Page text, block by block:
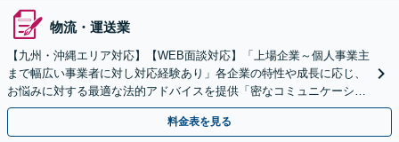
物流・運送業
【九州・沖縄エリア対応】【WEB面談対応】「上場企業～個人事業主
まで幅広い事業者に対し対応経験あり」各企業の特性や成長に応じ、
お悩みに対する最適な法的アドバイスを提供「密なコミュニケーショ
ンを通じ、適切な解決策をご提案」【休日・夜間相談可】
料金表を見る